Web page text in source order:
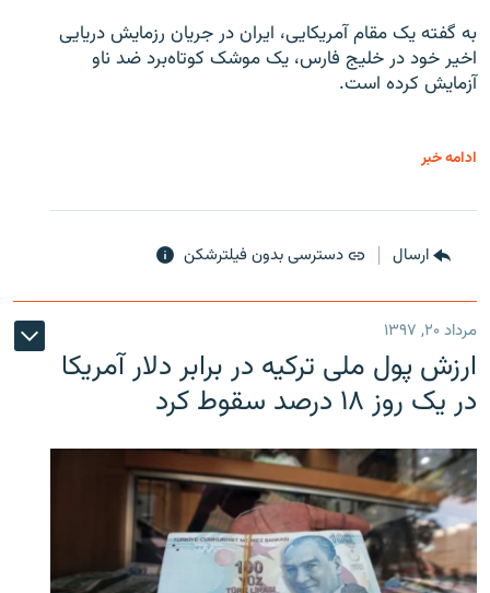
به گفته یک مقام آمریکایی، ایران در جریان رزمایش دریایی
اخیر خود در خلیج فارس، یک موشک کوتاه‌برد ضد ناو
آزمایش کرده است.
ادامه خبر
ارسال دسترسی بدون فیلترشکن
مرداد ۲۰, ۱۳۹۷
ارزش پول ملی ترکیه در برابر دلار آمریکا
در یک روز ۱۸ درصد سقوط کرد